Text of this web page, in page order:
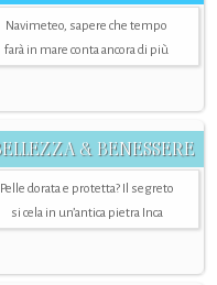
Navimeteo, sapere che tempo
farà in mare conta ancora di più
& BENESSERE
Pelle dorata e protetta? Il segreto
si cela in un’antica pietra Inca